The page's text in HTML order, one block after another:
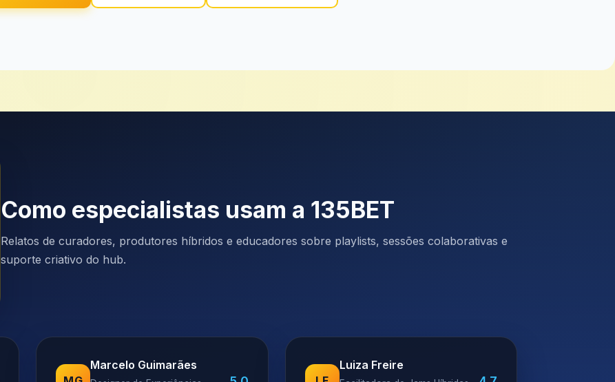
Como especialistas usam a 135BET
Relatos de curadores, produtores híbridos e educadores sobre playlists, sessões colaborativas e
suporte criativo do hub.
Marcelo Guimarães Luiza Freire